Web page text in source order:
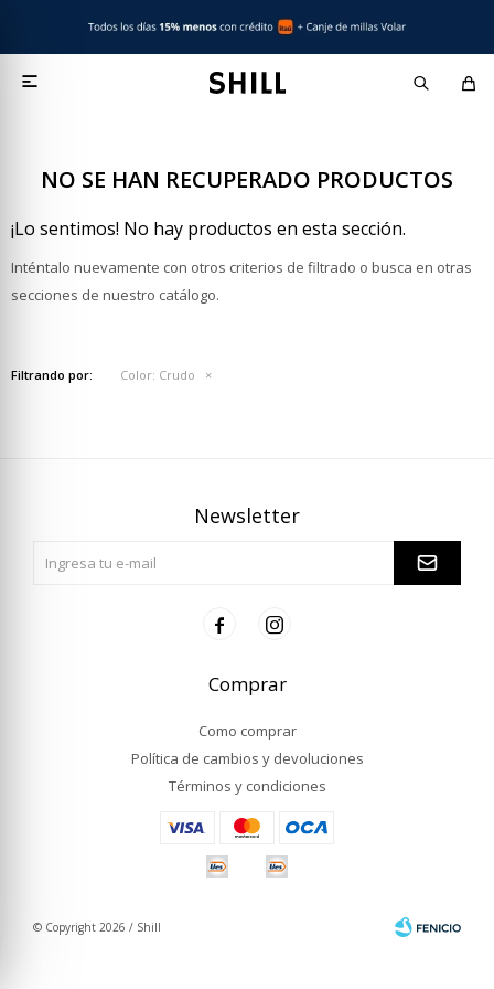

NO SE HAN RECUPERADO PRODUCTOS
¡Lo sentimos! No hay productos en esta sección.
Inténtalo nuevamente con otros criterios de filtrado o busca en otras
secciones de nuestro catálogo.
Filtrando por: Color: Crudo
Comprar
Como comprar
Política de cambios y devoluciones
Términos y condiciones
Newsletter
 
© Copyright 2026 / Shill